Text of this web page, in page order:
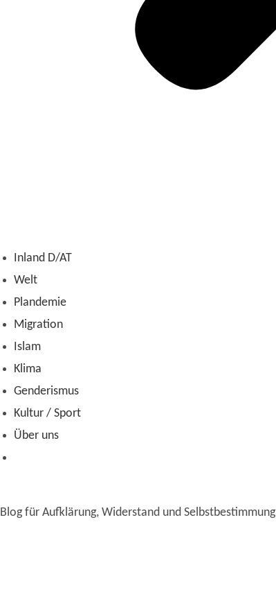
Inland D/AT
Welt
Plandemie
Migration
Islam
Klima
Genderismus
Kultur / Sport
Über uns
Blog für Aufklärung, Widerstand und Selbstbestimmung